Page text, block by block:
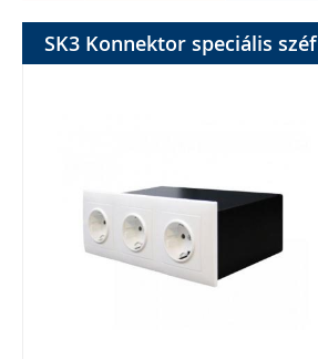
SK3 Konnektor speciális széf